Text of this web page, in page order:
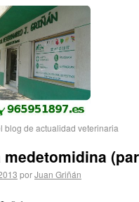
blog de actualidad veterinaria
porJuan Griñán